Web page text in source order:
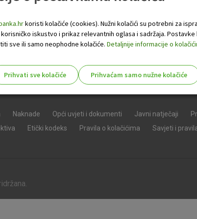
Naknade Opći uvjeti i dokumenti Javni natječaji
Etički kodeks Pravila o kolačićima
Savjeti i
koristi kolačiće (cookies). Nužni kolačići su potrebni za
iskustvo i prikaz relevantnih oglasa i sadržaja.
sve ili samo neophodne kolačiće. Detaljnije informacije o
Prihvati sve kolačiće Prihvaćam samo nužne kolačiće
njima, ali u tom slučaju